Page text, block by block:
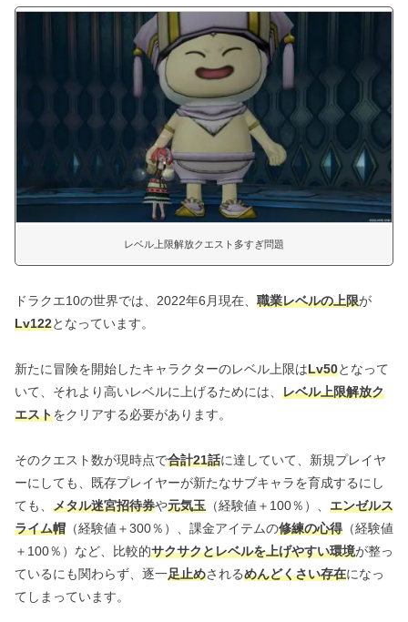
レベル上限解放クエスト多すぎ問題
ドラクエ10の世界では、2022年6月現在、 職業レベルの上限が
Lv122となっています。
新たに冒険を開始したキャラクターのレベル上限はLv50となって
いて、それより高いレベルに上げるためには、 レベル上限解放ク
エストをクリアする必要があります。
そのクエスト数が現時点で合計21話に達していて、新規プレイヤ
ーにしても、既存プレイヤーが新たなサブキャラを育成するにし
ても、 メタル迷宮招待券や元気玉 （経験値＋100％）、 エンゼルス
ライム帽 （経験値＋300％）、課金アイテムの修練の心得 （経験値
＋100％）など、比較的サクサクとレベルを上げやすい環境が整っ
ているにも関わらず、逐一足止めされるめんどくさい存在になっ
てしまっています。